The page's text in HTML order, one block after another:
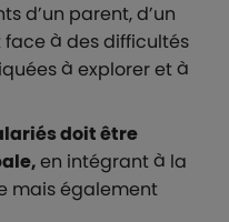
d’un parent, d’un
à des difficultés
à explorer et à
doit être
en intégrant à la
mais également